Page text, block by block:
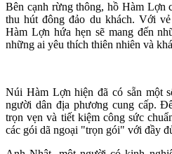
Bên cạnh rừng thông, hồ Hàm Lợn
thu hút đông đảo du khách. Với
Hàm Lợn hứa hẹn sẽ mang đến
những ai yêu thích thiên nhiên và
Núi Hàm Lợn hiện đã có sẵn một
người dân địa phương cung cấp.
trọn vẹn và tiết kiệm công sức
các gói dã ngoại "trọn gói" với đầy